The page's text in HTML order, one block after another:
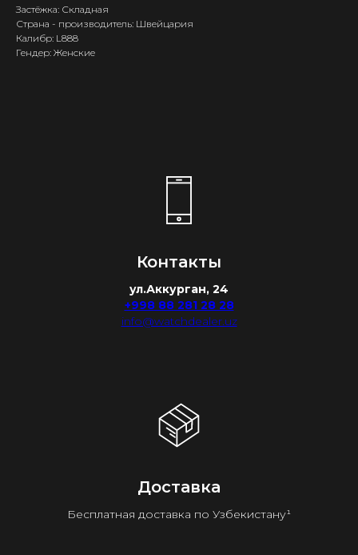
Застёжка: Складная
Страна - производитель: Швейцария
Калибр: L888
Гендер: Женские
Контакты
ул.Аккурган, 24
+998 88 281 28 28
info@watchdealer.uz
Доставка
Бесплатная доставка по Узбекистану¹